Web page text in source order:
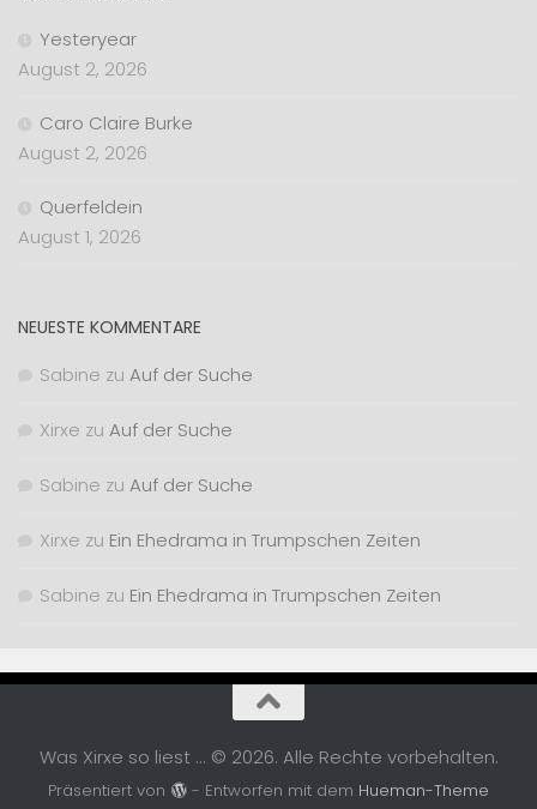
Yesteryear
August 2, 2026
Caro Claire Burke
August 2, 2026
Querfeldein
August 1, 2026
NEUESTE KOMMENTARE
Sabine zu Auf der Suche
Xirxe zu Auf der Suche
Sabine zu Auf der Suche
Xirxe zu Ein Ehedrama in Trumpschen Zeiten
Sabine zu Ein Ehedrama in Trumpschen Zeiten
Was Xirxe so liest ... © 2026. Alle Rechte vorbehalten.
Präsentiert von - Entworfen mit dem Hueman-Theme